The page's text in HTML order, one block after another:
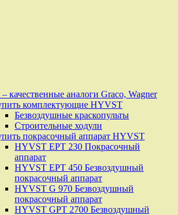
качественные аналоги Graco, Wagner
комплектующие HYVST
Безвоздушные краскопульты
Строительные ходули
покрасочный аппарат HYVST
HYVST EPT 230 Покрасочный
аппарат
HYVST EPT 450 Безвоздушный
покрасочный аппарат
HYVST G 970 Безвоздушный
покрасочный аппарат
HYVST GPT 2700 Безвоздушный